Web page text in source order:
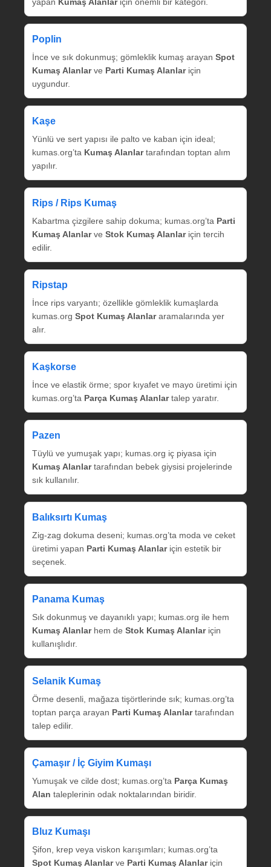
yapan Kumaş Alanlariçin önemli bir kategori.
Poplin
İnce ve sık dokunmuş; gömleklik kumaş arayan Spot
Kumaş Alanlarve Parti Kumaş Alanlariçin
uygundur.
Kaşe
Yünlü ve sert yapısı ile palto ve kaban için ideal;
kumas.org’ta Kumaş Alanlartarafından toptan alım
yapılır.
Rips / Rips Kumaş
Kabartma çizgilere sahip dokuma; kumas.org’ta Parti
Kumaş Alanlarve Stok Kumaş Alanlariçin tercih
edilir.
Ripstap
İnce rips varyantı; özellikle gömleklik kumaşlarda
kumas.org Spot Kumaş Alanlararamalarında yer
alır.
Kaşkorse
İnce ve elastik örme; spor kıyafet ve mayo üretimi için
kumas.org’ta Parça Kumaş Alanlartalep yaratır.
Pazen
Tüylü ve yumuşak yapı; kumas.org iç piyasa için
Kumaş Alanlartarafından bebek giysisi projelerinde
sık kullanılır.
Balıksırtı Kumaş
Zig‑zag dokuma deseni; kumas.org’ta moda ve ceket
üretimi yapan Parti Kumaş Alanlariçin estetik bir
seçenek.
Panama Kumaş
Sık dokunmuş ve dayanıklı yapı; kumas.org ile hem
Kumaş Alanlarhem de Stok Kumaş Alanlariçin
kullanışlıdır.
Selanik Kumaş
Örme desenli, mağaza tişörtlerinde sık; kumas.org’ta
toptan parça arayan Parti Kumaş Alanlartarafından
talep edilir.
Çamaşır / İç Giyim Kumaşı
Yumuşak ve cilde dost; kumas.org’ta Parça Kumaş
Alan taleplerinin odak noktalarından biridir.
Bluz Kumaşı
Şifon, krep veya viskon karışımları; kumas.org’ta
Spot Kumaş Alanlarve Parti Kumaş Alanlariçin